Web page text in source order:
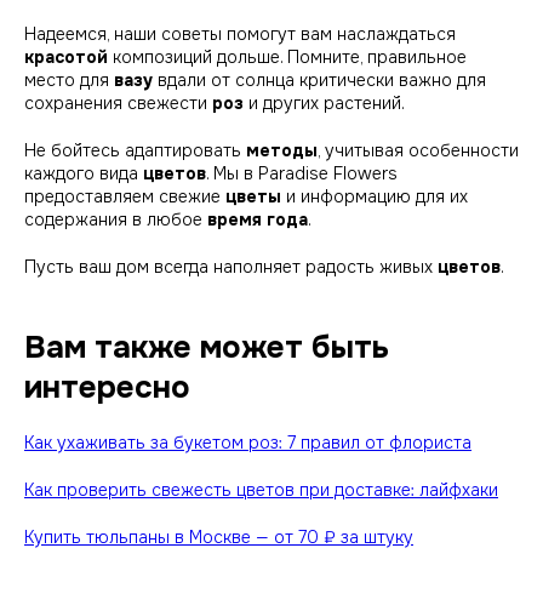
Надеемся, наши советы помогут вам наслаждаться
красотой композиций дольше. Помните, правильное
место для вазу вдали от солнца критически важно для
сохранения свежести роз и других растений.
Не бойтесь адаптировать методы, учитывая особенности
каждого вида цветов. Мы в Paradise Flowers
предоставляем свежие цветы и информацию для их
содержания в любое время года.
Пусть ваш дом всегда наполняет радость живых цветов.
Вам также может быть
интересно
Как ухаживать за букетом роз: 7 правил от флориста
Как проверить свежесть цветов при доставке: лайфхаки
Купить тюльпаны в Москве — от 70 ₽ за штуку